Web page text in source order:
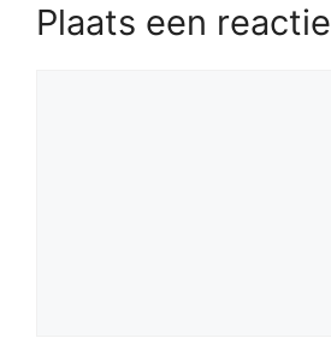
Plaats een reactie